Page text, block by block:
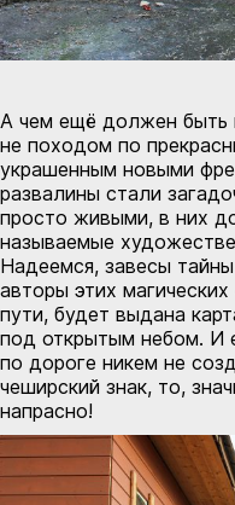
А чем ещё должен быть
не походом по
украшенным новыми
развалины стали
просто живыми, в них
называемые
Надеемся, завесы
авторы этих
пути, будет выдана
под открытым небом. И
по дороге никем не
чеширский знак, то,
напрасно!